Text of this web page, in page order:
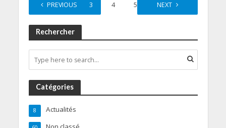
PREVIOUS
1 2 3 4 5 … 7
NEXT
Rechercher
Catégories
Actualités
8